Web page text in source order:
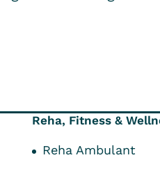
Reha, Fitness &
Reha Ambulant